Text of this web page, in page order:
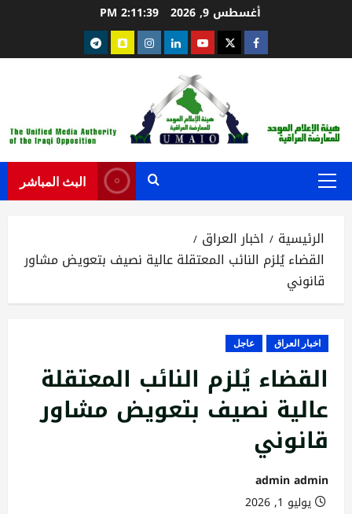
المحتوى
أغسطس 9, 2026 2:11:40 PM
facebook
Twitter
youtube
Linkedin
instagram
snapchat
Telegram
القائمة
البث المباشر
الرئيسية
اخبار العراق
القضاء يُلزم النائب المعتقلة عالية نصيف بتعويض مشاور
قانوني
اخبار العراق عاجل
القضاء يُلزم النائب المعتقلة
عالية نصيف بتعويض مشاور
قانوني
admin admin
يوليو 1, 2026